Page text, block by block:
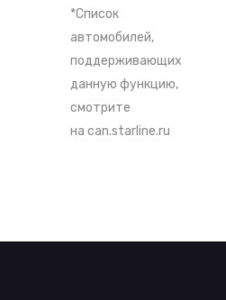
*Список
автомобилей,
поддерживающих
данную функцию,
смотрите
на can.starline.ru